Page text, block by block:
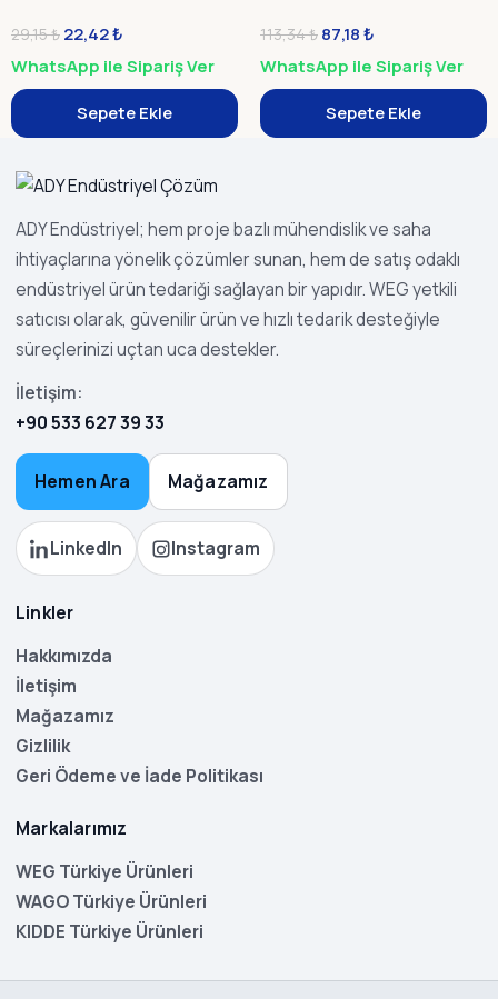
29,15₺ 22,42₺
WhatsApp ile Sipariş Ver
Sepete Ekle
113,34₺ 87,18₺
WhatsApp ile Sipariş Ver
Sepete Ekle
ADY Endüstriyel; hem proje bazlı mühendislik ve saha
ihtiyaçlarına yönelik çözümler sunan, hem de satış odaklı
endüstriyel ürün tedariği sağlayan bir yapıdır. WEG yetkili
satıcısı olarak, güvenilir ürün ve hızlı tedarik desteğiyle
süreçlerinizi uçtan uca destekler.
İletişim:
+90 533 627 39 33
Hemen Ara Mağazamız
LinkedIn Instagram
Linkler
Hakkımızda
İletişim
Mağazamız
Gizlilik
Geri Ödeme ve İade Politikası
Markalarımız
WEG Türkiye Ürünleri
WAGO Türkiye Ürünleri
KIDDE Türkiye Ürünleri